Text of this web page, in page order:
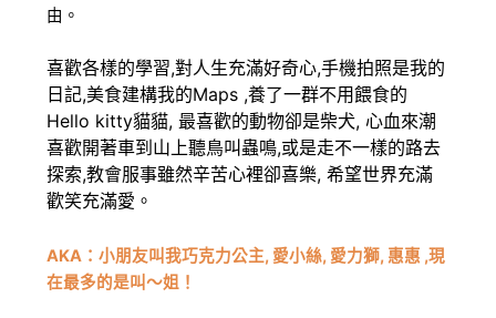
由。
喜歡各樣的學習,對人生充滿好奇心,手機拍照是我的
日記,美食建構我的Maps ,養了一群不用餵食的
Hello kitty貓貓, 最喜歡的動物卻是柴犬, 心血來潮
喜歡開著車到山上聽鳥叫蟲鳴,或是走不一樣的路去
探索,教會服事雖然辛苦心裡卻喜樂, 希望世界充滿
歡笑充滿愛。
AKA：小朋友叫我巧克力公主, 愛小絲, 愛力獅, 惠惠 ,現
在最多的是叫～姐！